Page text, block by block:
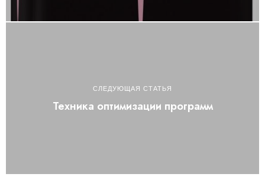
СЛЕДУЮЩАЯ СТАТЬЯ
Техника оптимизации программ